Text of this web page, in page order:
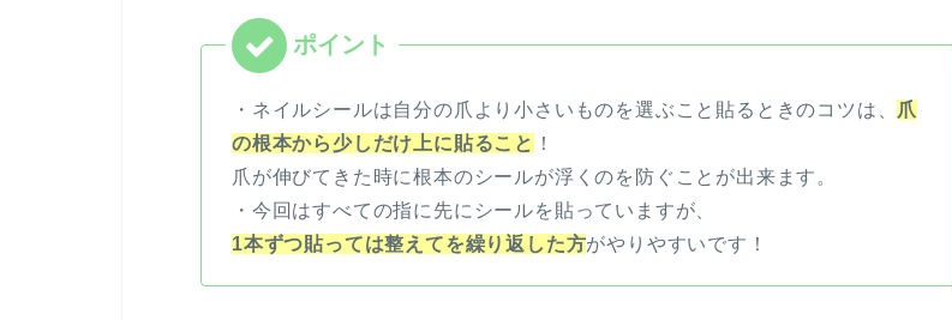
・ネイルシールは自分の爪より小さいものを選ぶこと貼るときのコツは、 爪
の根本から少しだけ上に貼ること ！
爪が伸びてきた時に根本のシールが浮くのを防ぐことが出来ます。
・今回はすべての指に先にシールを貼っていますが、
1本ずつ貼っては整えてを繰り返した方がやりやすいです！